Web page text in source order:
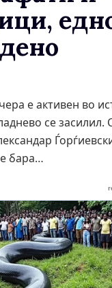
е активен во
се засилил.
бара…